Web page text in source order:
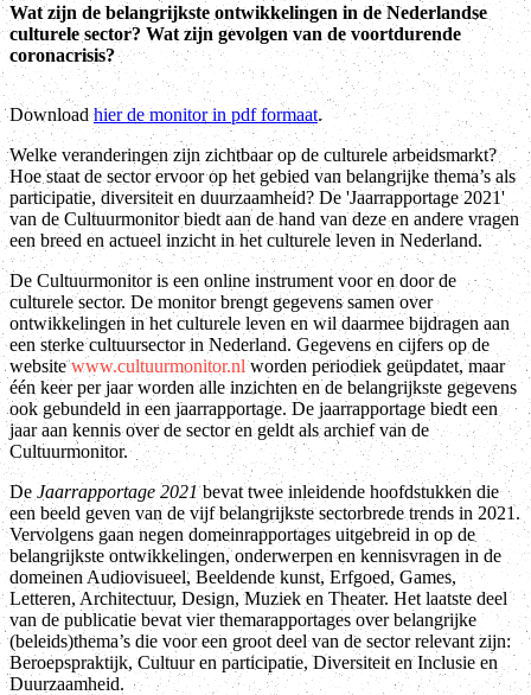
Wat zijn de belangrijkste ontwikkelingen in de Nederlandse
culturele sector? Wat zijn gevolgen van de voortdurende
coronacrisis?
Downloadhier de monitor in pdf formaat.
Welke veranderingen zijn zichtbaar op de culturele arbeidsmarkt?
Hoe staat de sector ervoor op het gebied van belangrijke thema’s als
participatie, diversiteit en duurzaamheid? De 'Jaarrapportage 2021'
van de Cultuurmonitor biedt aan de hand van deze en andere vragen
een breed en actueel inzicht in het culturele leven in Nederland.
De Cultuurmonitor is een online instrument voor en door de
culturele sector. De monitor brengt gegevens samen over
ontwikkelingen in het culturele leven en wil daarmee bijdragen aan
een sterke cultuursector in Nederland. Gegevens en cijfers op de
websitewww.cultuurmonitor.nlworden periodiek geüpdatet, maar
één keer per jaar worden alle inzichten en de belangrijkste gegevens
ook gebundeld in een jaarrapportage. De jaarrapportage biedt een
jaar aan kennis over de sector en geldt als archief van de
Cultuurmonitor.
De Jaarrapportage 2021bevat twee inleidende hoofdstukken die
een beeld geven van de vijf belangrijkste sectorbrede trends in 2021.
Vervolgens gaan negen domeinrapportages uitgebreid in op de
belangrijkste ontwikkelingen, onderwerpen en kennisvragen in de
domeinen Audiovisueel, Beeldende kunst, Erfgoed, Games,
Letteren, Architectuur, Design, Muziek en Theater. Het laatste deel
van de publicatie bevat vier themarapportages over belangrijke
(beleids)thema’s die voor een groot deel van de sector relevant zijn:
Beroepspraktijk, Cultuur en participatie, Diversiteit en Inclusie en
Duurzaamheid.